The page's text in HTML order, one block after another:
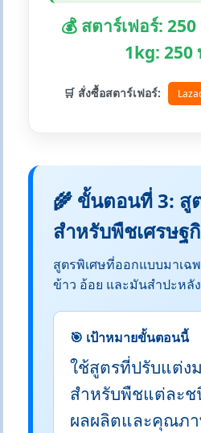
💰 สตาร์เฟอร์:
1kg: 250
🛒 สั่งซื้อสตาร์เฟอร์:
🌾 ขั้นตอนที่ 3: สู
สำหรับพืชเศรษฐ
สูตรพิเศษที่ออกแบบมาเฉ
ข้าว อ้อย และมันสำปะหลัง
🎯 เป้าหมายขั้นตอนนี้
ใช้สูตรที่ปรับแต่ง
สำหรับพืชแต่ละช
ผลผลิตและคุณภ